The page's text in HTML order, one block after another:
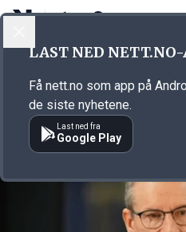
Annonsørinnhold
LAST NED NETT.NO-
Få nett.no som app på
de siste nyhetene.
Last ned fra
Google Play